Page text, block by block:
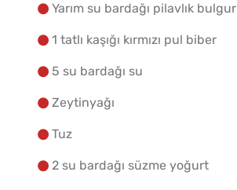
Yarım su bardağı pilavlık bulgur
1 tatlı kaşığı kırmızı pul biber
5 su bardağı su
Zeytinyağı
Tuz
2 su bardağı süzme yoğurt